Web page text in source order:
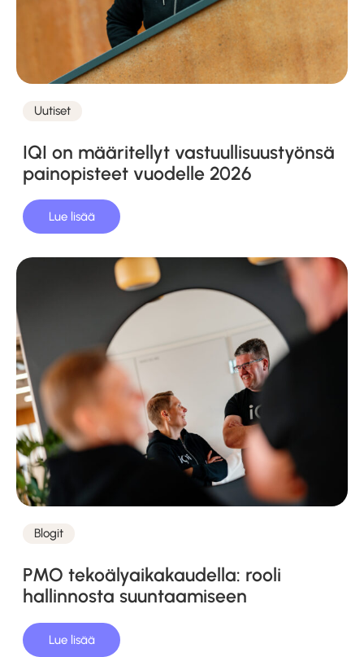
Kategoriat
Uutiset
IQI on määritellyt vastuullisuustyönsä
painopisteet vuodelle 2026
Lue lisää
Kategoriat
Blogit
PMO tekoälyaikakaudella: rooli
hallinnosta suuntaamiseen
Lue lisää